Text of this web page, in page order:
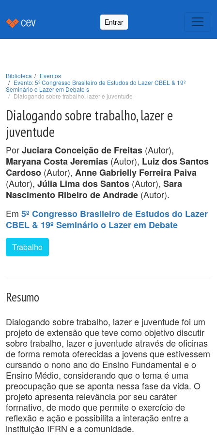
Entrar
Biblioteca
Eventos
Evento: 5º Congresso Brasileiro de Estudos do Lazer CBEL & 19º
Seminário o Lazer em Debate s
Dialogando sobre trabalho, lazer e juventude
Dialogando sobre trabalho, lazer e
juventude
PorJuciara Conceição de Freitas (Autor),
Maryana Costa Jeremias (Autor), Luiz dos Santos
Cardoso (Autor), Anne Gabrielly Ferreira Paiva
(Autor), Júlia Lima dos Santos (Autor), Sara
Nascimento Ribeiro de Andrade (Autor).
Em 5º Congresso Brasileiro de Estudos do Lazer
CBEL & 19º Seminário o Lazer em Debate
Trabalho
Resumo
Dialogando sobre trabalho, lazer e juventude foi um
projeto de extensão que teve como objetivo discutir
sobre trabalho, lazer e juventude através de oficinas
de forma remota oferecidas a jovens que estivessem
cursando o nono ano do Ensino Fundamental e o
Ensino Médio, considerando que o tema é uma
preocupação que se aponta nessa fase da vida. O
projeto apresenta relevância por seu caráter
formativo, de modo que permite o exercício de
reflexão e ação e possibilita a interação entre a
instituição IFRN e a comunidade.